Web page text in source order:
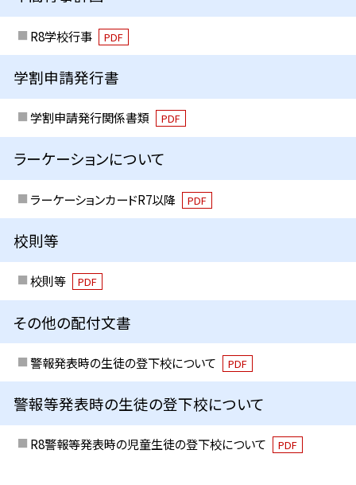
R8学校行事 PDF
学割申請発行書
学割申請発行関係書類 PDF
ラーケーションについて
ラーケーションカードR7以降 PDF
校則等
校則等 PDF
その他の配付文書
警報発表時の生徒の登下校について PDF
警報等発表時の生徒の登下校について
R8警報等発表時の児童生徒の登下校について PDF